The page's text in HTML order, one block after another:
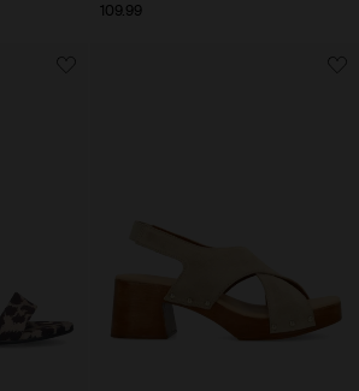
109.99